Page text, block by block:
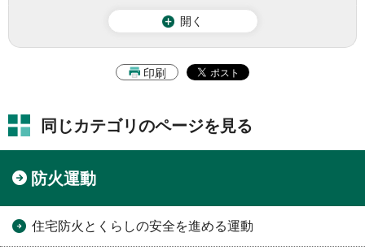
開く
印刷
同じカテゴリのページを見る
防火運動
住宅防火とくらしの安全を進める運動